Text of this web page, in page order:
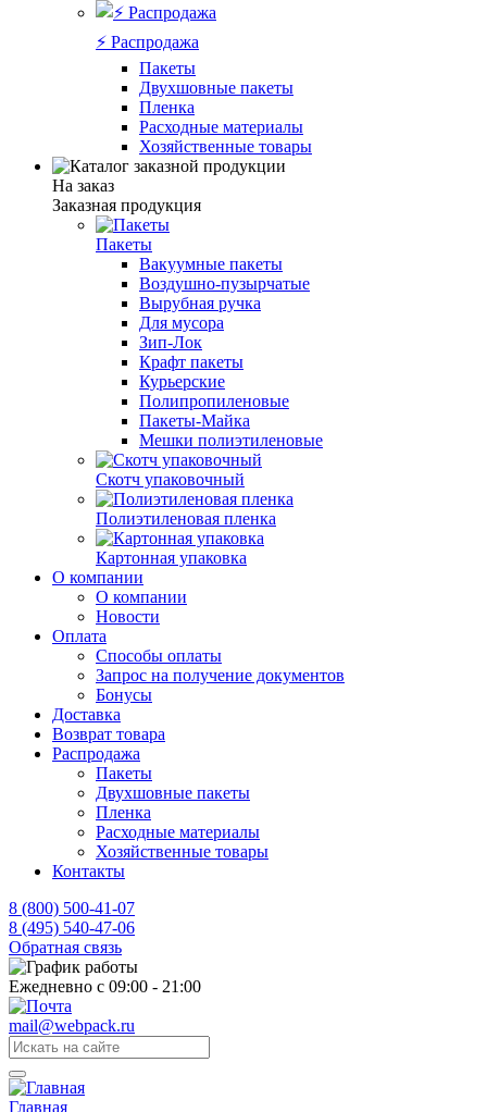
⚡️ Распродажа
Пакеты
Двухшовные пакеты
Пленка
Расходные материалы
Хозяйственные товары
На заказ
Заказная продукция
Пакеты
Вакуумные пакеты
Воздушно-пузырчатые
Вырубная ручка
Для мусора
Зип-Лок
Крафт пакеты
Курьерские
Полипропиленовые
Пакеты-Майка
Мешки полиэтиленовые
Скотч упаковочный
Полиэтиленовая пленка
Картонная упаковка
О компании
О компании
Новости
Оплата
Способы оплаты
Запрос на получение документов
Бонусы
Доставка
Возврат товара
Распродажа
Пакеты
Двухшовные пакеты
Пленка
Расходные материалы
Хозяйственные товары
Контакты
8 (800) 500-41-07
8 (495) 540-47-06
Обратная связь
Ежедневно с 09:00 - 21:00
mail@webpack.ru
Главная